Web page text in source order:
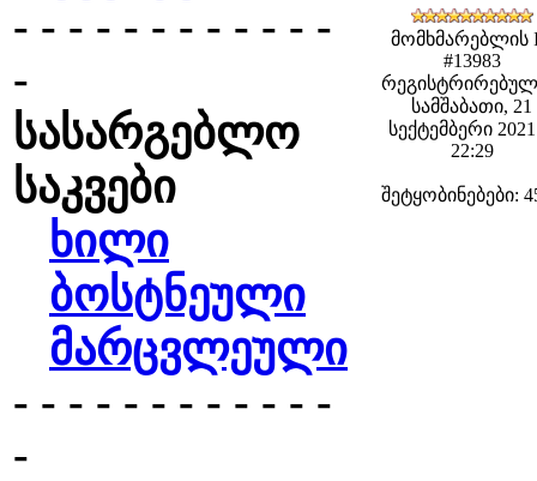
- - - - - - - - - - - -
-
სასარგებლო
საკვები
ხილი
ბოსტნეული
მარცვლეული
- - - - - - - - - - - -
-
მომხმარებლის
#13983
სამშაბათი, 21
სექტემბერი
22:29
შეტყობინებები: